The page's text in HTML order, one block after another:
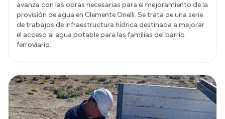
avanza con las obras necesarias para el mejoramiento de la
provisión de agua en Clemente Onelli. Se trata de una serie
de trabajos de infraestructura hídrica destinada a mejorar
el acceso al agua potable para las familias del barrio
ferroviario.